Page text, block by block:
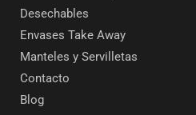
Desechables
Envases Take Away
Manteles y Servilletas
Contacto
Blog